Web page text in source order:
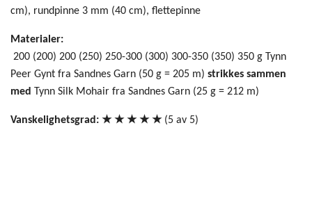
cm), rundpinne 3 mm (40 cm), flettepinne
Materialer:
200 (200) 200 (250) 250-300 (300) 300-350 (350) 350 g Tynn
Peer Gynt fra Sandnes Garn (50 g = 205 m) strikkes sammen
med Tynn Silk Mohair fra Sandnes Garn (25 g = 212 m)
Vanskelighetsgrad: ★ ★★★ ★(5 av 5)